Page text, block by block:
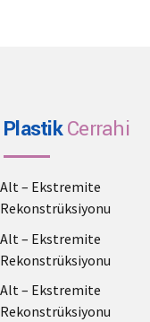
PlastikCerrahi
Alt – Ekstremite
Rekonstrüksiyonu
Alt – Ekstremite
Rekonstrüksiyonu
Alt – Ekstremite
Rekonstrüksiyonu